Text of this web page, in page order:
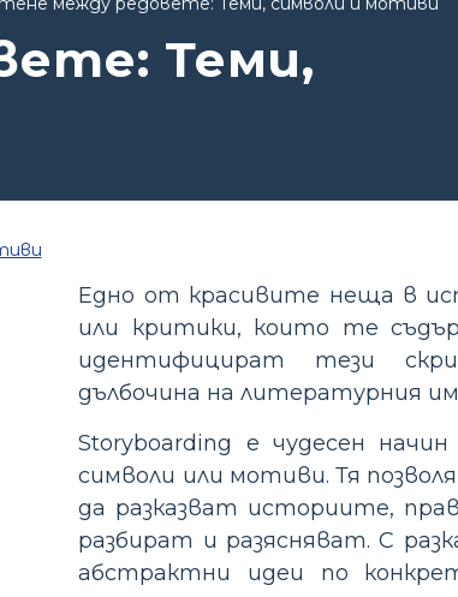
Теми,
Едно от красивите неща в
или критики, които те
идентифицират тези
дълбочина на литературния
Storyboarding е чудесен
символи или мотиви. Тя
да разказват историите,
разбират и разясняват. С
абстрактни идеи по